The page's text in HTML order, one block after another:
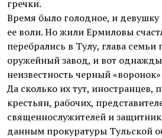
гречки.
Время было голодное, и девушку
ее воли. Но жили Ермиловы
перебрались в Тулу, глава семьи
оружейный завод, и вот однажды
неизвестность черный
Да сколько их тут, иностранцев,
крестьян, рабочих,
священнослужителей и
данным прокуратуры Тульской